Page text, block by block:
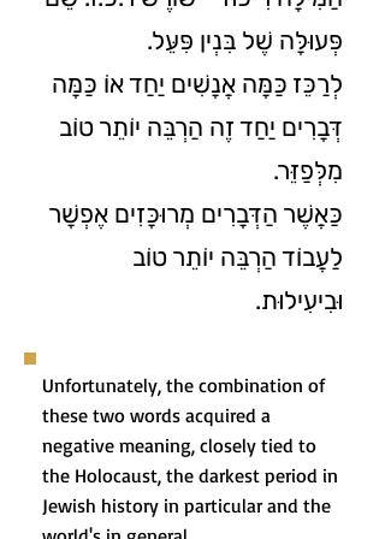
פְּעוּלָּה שֶׁל בִּנְין פִּעֵּל.
לְרַכֵּז כַּמָּה אֲנָשִׁים יַחַד אוֹ כַּמָּה
דְּבָרִים יַחַד זֶה הַרְבֵּה יוֹתֵר טוֹב
מִלְּפַזֵּר.
כַּאֲשֶׁר הַדְּבָרִים מְרוּכָּזִים אֶפְשָׁר
לַעֲבוֹד הַרְבֵּה יוֹתֵר טוֹב
וּבִיעִילוּת.
Unfortunately, the combination of
these two words acquired a
negative meaning, closely tied to
the Holocaust, the darkest period in
Jewish history in particular and the